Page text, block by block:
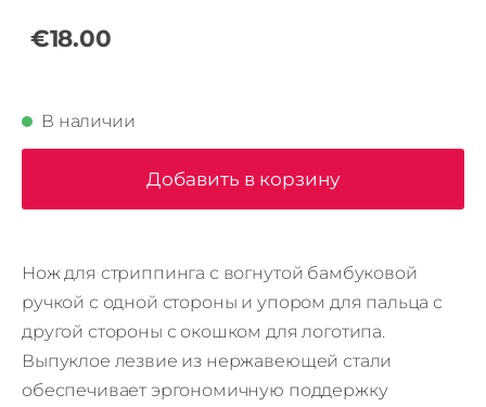
€18.00
В наличии
Добавить в корзину
Нож для стриппинга с вогнутой бамбуковой
ручкой с одной стороны и упором для пальца с
другой стороны с окошком для логотипа.
Выпуклое лезвие из нержавеющей стали
обеспечивает эргономичную поддержку